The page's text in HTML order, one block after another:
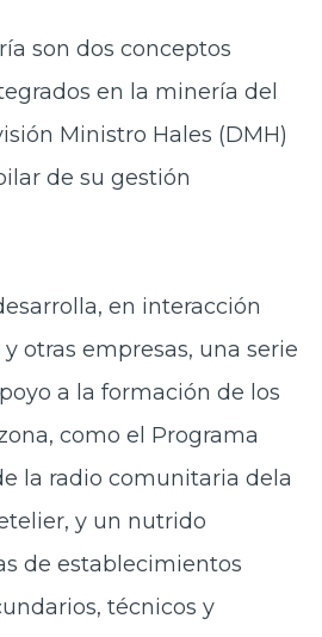
as
son dos conceptos
en la minería del
Ministro Hales (DMH)
de su gestión
en interacción
otras empresas, una serie
a la formación de los
como el Programa
la radio comunitaria dela
y un nutrido
de establecimientos
técnicos y